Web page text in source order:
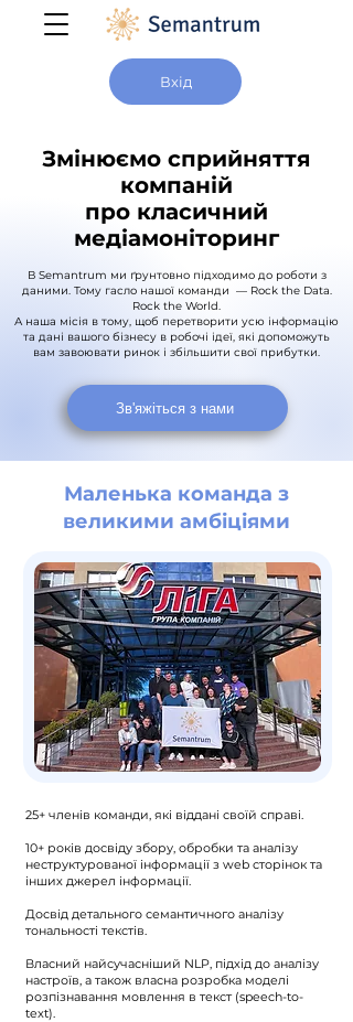
Вхід
Змінюємо сприйняття
компаній
про класичний
медіамоніторинг
В Semantrum ми ґрунтовно підходимо до роботи з
даними. Тому гасло нашої команди — Rock the Data.
Rock the World.
А наша місія в тому, щоб перетворити усю інформацію
та дані вашого бізнесу в робочі ідеї, які допоможуть
вам завоювати ринок і збільшити свої прибутки.
Зв'яжіться з нами
Маленька команда з
великими амбіціями
25+ членів команди, які віддані своїй справі.
10+ років досвіду збору, обробки та аналізу
неструктурованої інформації з web сторінок та
інших джерел інформації.
Досвід детального семантичного аналізу
тональності текстів.
Власний найсучасніший NLP, підхід до аналізу
настроїв, а також власна розробка моделі
розпізнавання мовлення в текст (speech-to-
text).